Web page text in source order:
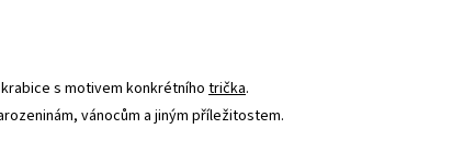
s motivem konkrétního trička.
vánocům a jiným příležitostem.